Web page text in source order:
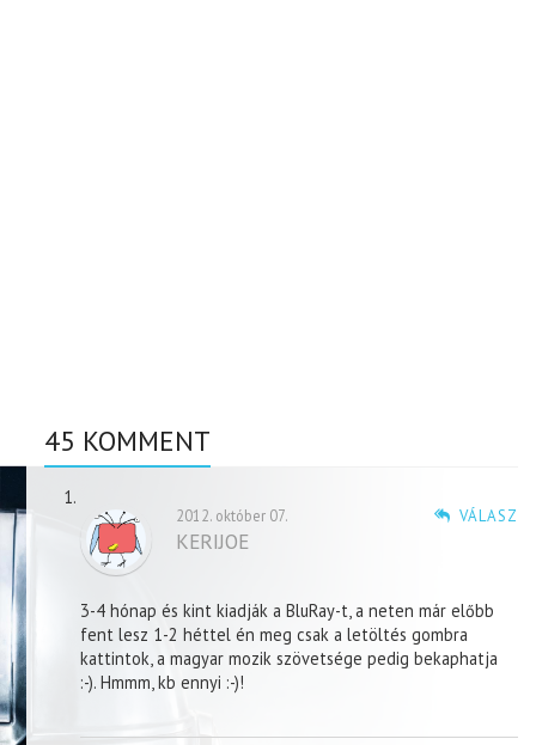
45 KOMMENT
VÁLASZ
2012. október 07.
KERIJOE
3-4 hónap és kint kiadják a BluRay-t, a neten már előbb
fent lesz 1-2 héttel én meg csak a letöltés gombra
kattintok, a magyar mozik szövetsége pedig bekaphatja
:-). Hmmm, kb ennyi :-)!